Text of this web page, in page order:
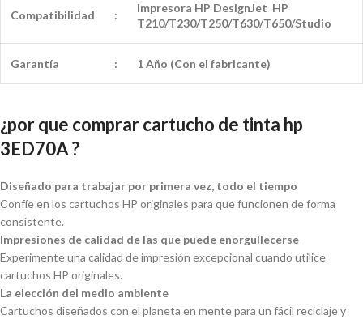
Compatibilidad :
Impresora HP DesignJet HP
T210/T230/T250/T630/T650/Studio
Garantía : 1 Año (Con el fabricante)
¿por que comprar cartucho de tinta hp
3ED70A ?
Diseñado para trabajar por primera vez, todo el tiempo
Confíe en los cartuchos HP originales para que funcionen de forma
consistente.
Impresiones de calidad de las que puede enorgullecerse
Experimente una calidad de impresión excepcional cuando utilice
cartuchos HP originales.
La elección del medio ambiente
Cartuchos diseñados con el planeta en mente para un fácil reciclaje y